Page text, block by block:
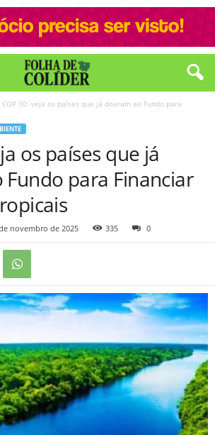
COP 30: veja os países que já doaram ao Fundo para
os países que já
para Financiar
novembro de 2025 335 0